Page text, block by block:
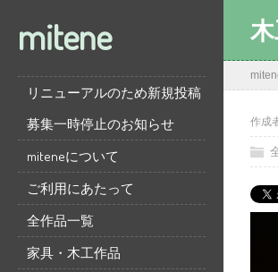
mitene
リニューアルのため新規投稿
募集一時停止のお知らせ
miteneについて
ご利用にあたって
全作品一覧
家具・木工作品
作成